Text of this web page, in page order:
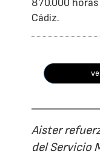
870.000
Cádiz.
Aister
del Servicio